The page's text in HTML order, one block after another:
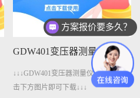
GDW401变压器测量仪维修手册下载
↓↓↓GDW401变压器测量仪维修手册点
击下方图片即可下载↓↓↓
方案报价要多久？